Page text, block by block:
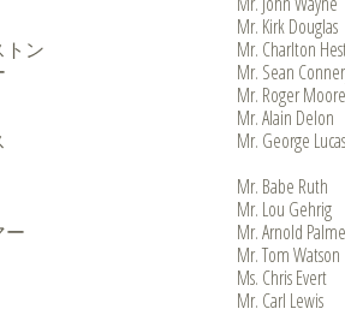
トン
ー
Mr. Kirk Douglas
Mr. Charlton
Mr. Sean
Mr. Roger Moore
Mr. Alain Delon
Mr. George Lucas
Mr. Babe Ruth
Mr. Lou Gehrig
Mr. Arnold
Mr. Tom Watson
Ms. Chris Evert
Mr. Carl Lewis